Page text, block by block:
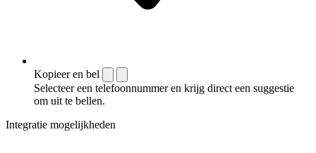
Kopieer en bel
Selecteer een telefoonnummer en krijg direct een suggestie
om uit te bellen.
Integratie mogelijkheden